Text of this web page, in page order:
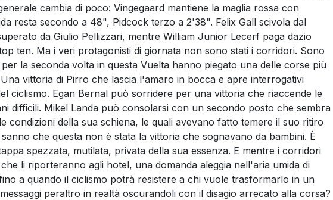
cambia di poco: Vingegaard mantiene la maglia rossa con
resta secondo a 48", Pidcock terzo a 2'38". Felix Gall scivola dal
da Giulio Pellizzari, mentre William Junior Lecerf paga dazio
ten. Ma i veri protagonisti di giornata non sono stati i corridori. Sono
la seconda volta in questa Vuelta hanno piegato una delle corse più
vittoria di Pirro che lascia l'amaro in bocca e apre interrogativi
ciclismo. Egan Bernal può sorridere per una vittoria che riaccende le
difficili. Mikel Landa può consolarsi con un secondo posto che sembra
condizioni della sua schiena, le quali avevano fatto temere il suo ritiro
che questa non è stata la vittoria che sognavano da bambini. È
spezzata, mutilata, privata della sua essenza. E mentre i corridori
li riporteranno agli hotel, una domanda aleggia nell'aria umida di
a quando il ciclismo potrà resistere a chi vuole trasformarlo in un
peraltro in realtà oscurandoli con il disagio arrecato alla corsa?